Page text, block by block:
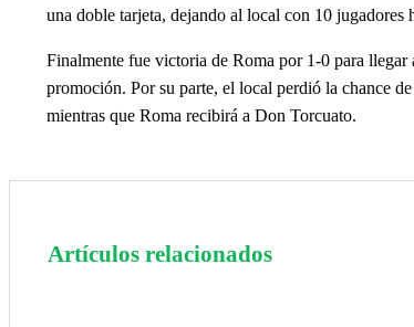
una doble tarjeta, dejando al local con 10 jugadores
Finalmente fue victoria de Roma por 1-0 para llegar
promoción. Por su parte, el local perdió la chance
mientras que Roma recibirá a Don Torcuato.
Artículos relacionados